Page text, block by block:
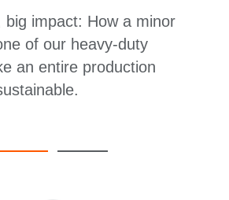
big impact: How a minor
of our heavy-duty
an entire production